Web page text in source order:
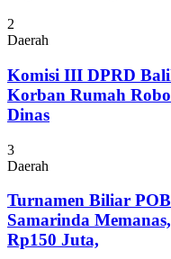
2
Daerah
Komisi III DPRD
Korban Rumah
Dinas
3
Daerah
Turnamen Biliar
Samarinda
Rp150 Juta,